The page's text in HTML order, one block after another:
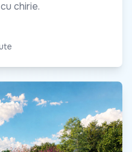
chirie.